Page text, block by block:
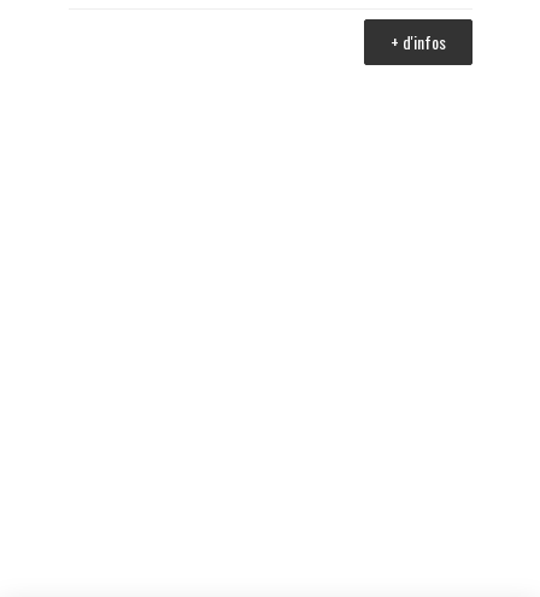
+ d'infos